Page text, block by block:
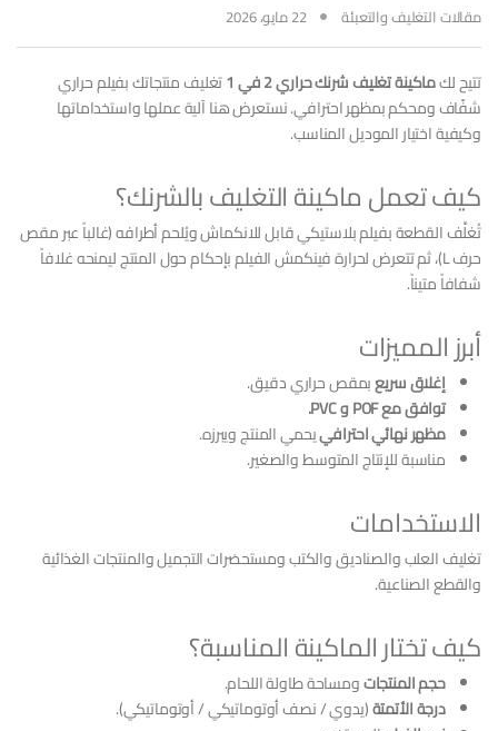
مقالات التغليف والتعبئة 22 مايو، 2026
تتيح لكماكينة تغليف شرنك حراري 2 في 1
تغليف منتجاتك بفيلم حراري
شفّاف ومحكم بمظهر احترافي. نستعرض هنا آلية عملها واستخداماتها
وكيفية اختيار الموديل المناسب.
كيف تعمل ماكينة التغليف بالشرنك؟
تُغلَّف القطعة بفيلم بلاستيكي قابل للانكماش ويُلحم أطرافه (غالباً عبر مقص
حرف L)، ثم تتعرض لحرارة فينكمش الفيلم بإحكام حول المنتج ليمنحه غلافاً
شفافاً متيناً.
أبرز المميزات
إغلاق سريعبمقص حراري دقيق.
توافق مع POF و PVC.
مظهر نهائي احترافييحمي المنتج ويبرزه.
مناسبة للإنتاج المتوسط والصغير.
الاستخدامات
تغليف العلب والصناديق والكتب ومستحضرات التجميل والمنتجات الغذائية
والقطع الصناعية.
كيف تختار الماكينة المناسبة؟
حجم المنتجاتومساحة طاولة اللحام.
درجة الأتمتة(يدوي / نصف أوتوماتيكي / أوتوماتيكي).